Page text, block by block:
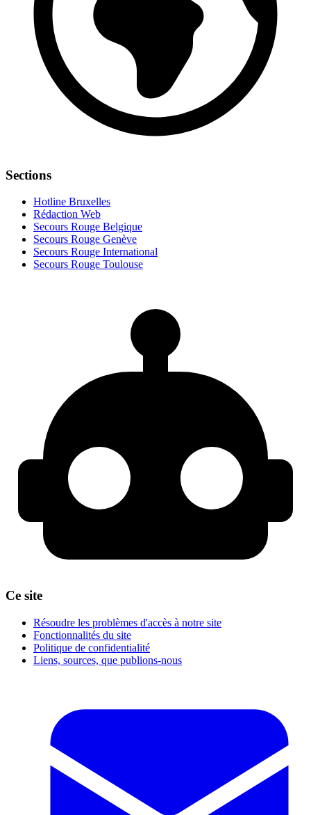
Sections
Hotline Bruxelles
Rédaction Web
Secours Rouge Belgique
Secours Rouge Genève
Secours Rouge International
Secours Rouge Toulouse
Ce site
Résoudre les problèmes d'accès à notre site
Fonctionnalités du site
Politique de confidentialité
Liens, sources, que publions-nous